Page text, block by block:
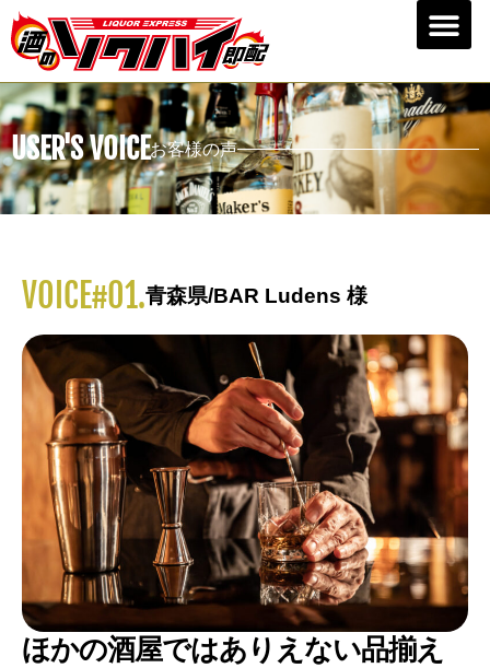
USER'S VOICEお客様の声
VOICE#01.青森県/BAR Ludens 様
ほかの酒屋ではありえない品揃え